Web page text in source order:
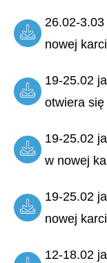
26.02-3.03
nowej
19-25.02
otwiera
19-25.02
w nowej
19-25.02
nowej
12-18.02